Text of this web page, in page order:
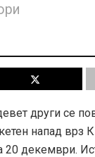
други се
напад врз
20 декември.